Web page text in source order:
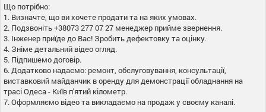
Що потрібно:
1. Визначте, що ви хочете продати та на яких умовах.
2. Подзвоніть +38073 277 07 27 менеджер прийме звернення.
3. Інженер приїде до Вас! Зробить дефектовку та оцінку.
4. Зніме детальний відео огляд.
5. Підпишемо договір.
6. Додатково надаємо: ремонт, обслуговування, консультації,
виставковий майданчик в оренду для демонстрації обладнання на
трасі Одеса - Київ п'ятий кілометр.
7. Оформляємо відео та викладаємо на продаж у своєму каналі.